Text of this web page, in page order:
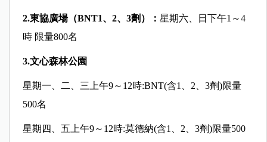
2.東協廣場（BNT1、2、3劑）： 星期六、日下午1～4
時 限量800名
3.文心森林公園
星期一、二、三上午9～12時:BNT(含1、2、3劑)限量
500名
星期四、五上午9～12時:莫德納(含1、2、3劑)限量500